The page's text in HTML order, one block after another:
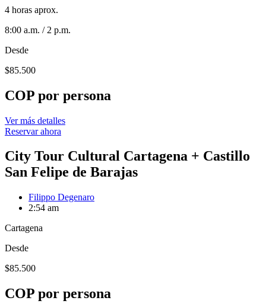
4 horas aprox.
8:00 a.m. / 2 p.m.
Desde
$85.500
COP por persona
Ver más detalles
Reservar ahora
City Tour Cultural Cartagena + Castillo
San Felipe de Barajas
Filippo Degenaro
2:54 am
Cartagena
Desde
$85.500
COP por persona